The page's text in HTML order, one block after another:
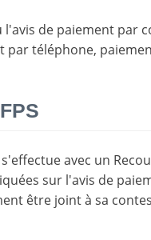
l'avis de paiement par
par téléphone,
s'effectue avec un
sur l'avis de
être joint à sa